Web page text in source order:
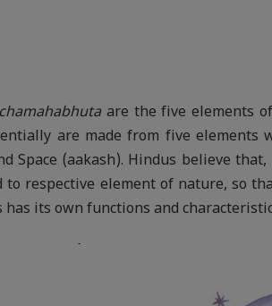
are the five elements
are made from five elements
Space (aakash). Hindus believe
to respective element of nature, so
has its own functions and